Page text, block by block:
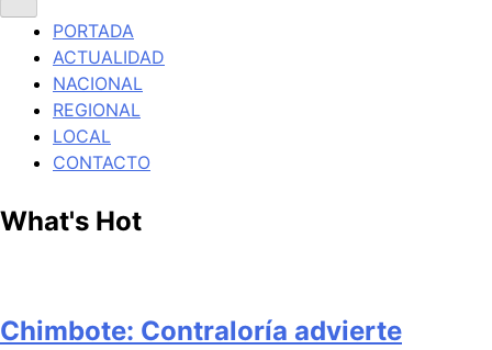
PORTADA
ACTUALIDAD
NACIONAL
REGIONAL
LOCAL
CONTACTO
What's Hot
Chimbote: Contraloría advierte